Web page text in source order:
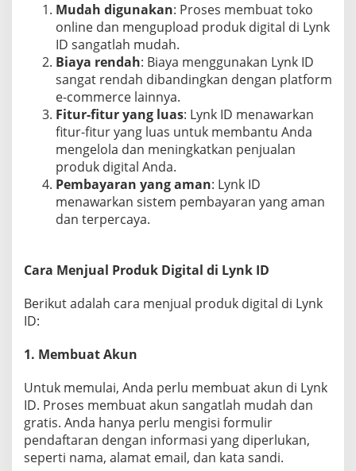
Mudah digunakan: Proses membuat toko
online dan mengupload produk digital di Lynk
ID sangatlah mudah.
Biaya rendah: Biaya menggunakan Lynk ID
sangat rendah dibandingkan dengan platform
e-commerce lainnya.
Fitur-fitur yang luas: Lynk ID menawarkan
fitur-fitur yang luas untuk membantu Anda
mengelola dan meningkatkan penjualan
produk digital Anda.
Pembayaran yang aman: Lynk ID
menawarkan sistem pembayaran yang aman
dan terpercaya.
Cara Menjual Produk Digital di Lynk ID
Berikut adalah cara menjual produk digital di Lynk
ID:
1. Membuat Akun
Untuk memulai, Anda perlu membuat akun di Lynk
ID. Proses membuat akun sangatlah mudah dan
gratis. Anda hanya perlu mengisi formulir
pendaftaran dengan informasi yang diperlukan,
seperti nama, alamat email, dan kata sandi.